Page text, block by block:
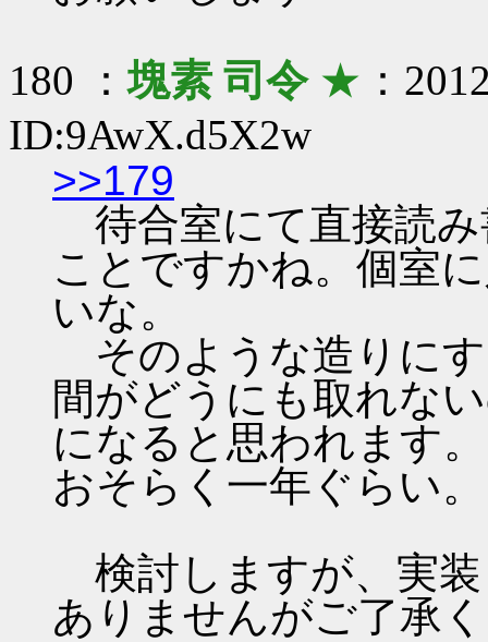
180 ：塊素 司令★ ：
ID:9AwX.d5X2w
>>179
待合室にて直接読み
ことですかね。個室
いな。
そのような造りに
間がどうにも取れな
になると思われます
おそらく一年ぐらい。
検討しますが、実
ありませんがご了承